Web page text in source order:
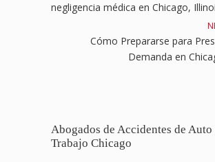
negligencia médica en Chicago,
Cómo Prepararse para
Demanda en
Abogados de Accidentes de Auto
Trabajo Chicago